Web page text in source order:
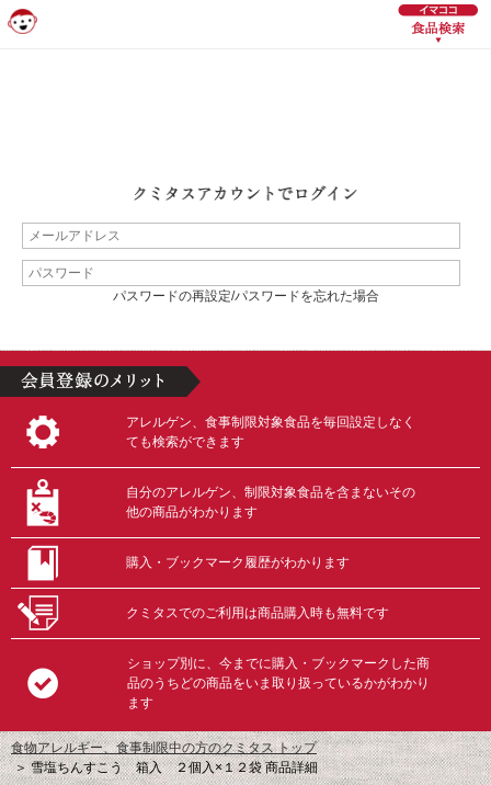
パスワードの再設定/パスワードを忘れた場合
アレルゲン、食事制限対象食品を毎回設定しなく
ても検索ができます
自分のアレルゲン、制限対象食品を含まないその
他の商品がわかります
購入・ブックマーク履歴がわかります
クミタスでのご利用は商品購入時も無料です
ショップ別に、今までに購入・ブックマークした商
品のうちどの商品をいま取り扱っているかがわかり
ます
食物アレルギー、食事制限中の方のクミタス トップ
＞雪塩ちんすこう 箱入 ２個入×１２袋 商品詳細